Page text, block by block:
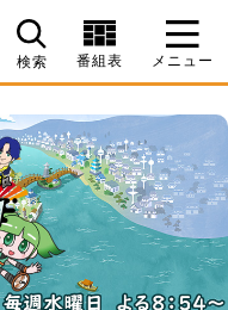
検索 番組表 メニュー